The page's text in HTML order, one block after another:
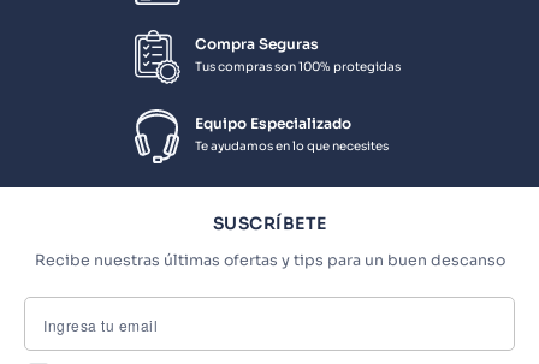
Compra Seguras
Tus compras son 100% protegidas
Equipo Especializado
Te ayudamos en lo que necesites
SUSCRÍBETE
Recibe nuestras últimas ofertas y tips para un buen descanso